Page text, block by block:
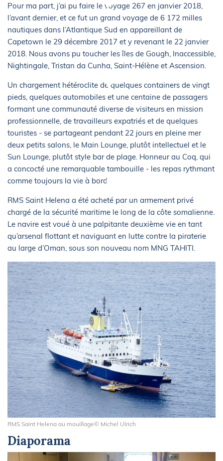
Pour ma part, j’ai pu faire le voyage 267 en janvier 2018,
l’avant dernier, et ce fut un grand voyage de 6 172 milles
nautiques dans l’Atlantique Sud en appareillant de
Capetown le 29 décembre 2017 et y revenant le 22 janvier
2018. Nous avons pu toucher les îles de Gough, Inaccessible,
Nightingale, Tristan da Cunha, Saint-Hélène et Ascension.
Un chargement hétéroclite de quelques containers de vingt
pieds, quelques automobiles et une centaine de passagers
formant une communauté diverse de visiteurs en mission
professionnelle, de travailleurs expatriés et de quelques
touristes - se partageant pendant 22 jours en pleine mer
deux petits salons, le Main Lounge, plutôt intellectuel et le
Sun Lounge, plutôt style bar de plage. Honneur au Coq, qui
a concocté une remarquable tambouille - les repas rythmant
comme toujours la vie à bord.
RMS Saint Helena a été acheté par un armement privé
chargé de la sécurité maritime le long de la côte somalienne.
Le navire est voué à une palpitante deuxième vie en tant
qu’arsenal flottant et naviguant en lutte contre la piraterie
au large d’Oman, sous son nouveau nom MNG TAHITI.
RMS Saint Helena au mouillage© Michel Ulrich
Diaporama